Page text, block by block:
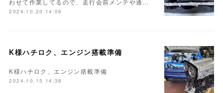
2024.10.20 14:06
K様ハチロク、エンジン搭載準備
K様ハチロク、エンジン搭載準備
2024.10.15 14:38